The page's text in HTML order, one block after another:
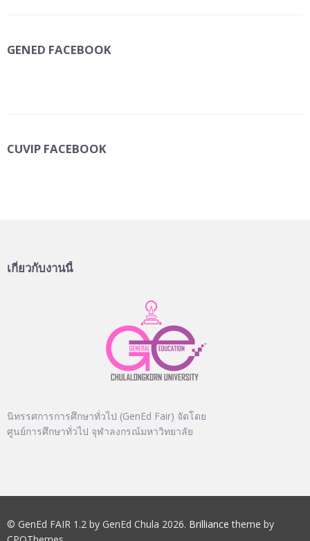
GENED FACEBOOK
CUVIP FACEBOOK
เกี่ยวกับงานนี้
นิทรรศการการศึกษาทั่วไป (GenEd Fair) จัดโดย
ศูนย์การศึกษาทั่วไป จุฬาลงกรณ์มหาวิทยาลัย
© GenEd FAIR 1.2 by GenEd Chula 2026. Brilliance theme by